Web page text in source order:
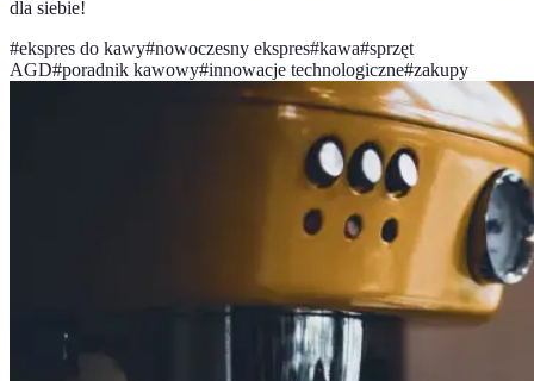
dla siebie!
#ekspres do kawy#nowoczesny ekspres#kawa#sprzęt
AGD#poradnik kawowy#innowacje technologiczne#zakupy